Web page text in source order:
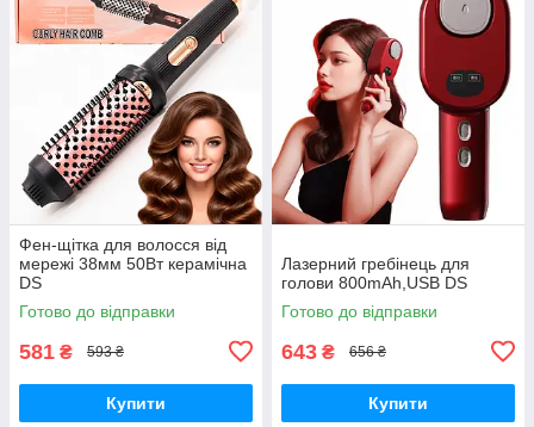
Фен-щітка для волосся від
мережі 38мм 50Вт керамічна
DS
Готово до відправки
581 ₴ 593 ₴
Купити
Лазерний гребінець для
голови 800mAh,USB DS
Готово до відправки
643 ₴ 656 ₴
Купити